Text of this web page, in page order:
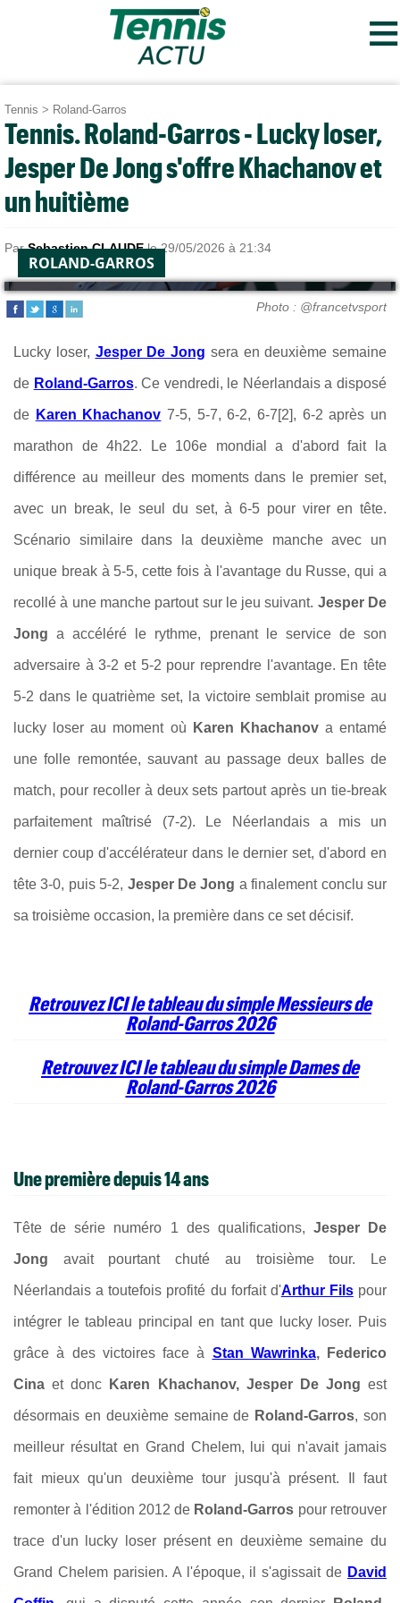
≡
Tennis > Roland-Garros
Tennis. Roland-Garros - Lucky loser,
Jesper De Jong s'offre Khachanov et
un huitième
ParSebastien CLAUDEle 29/05/2026 à 21:34
ROLAND-GARROS
Photo : @francetvsport
Lucky loser, Jesper De Jong sera en deuxième semaine
de Roland-Garros. Ce vendredi, le Néerlandais a disposé
de Karen Khachanov 7-5, 5-7, 6-2, 6-7[2], 6-2 après un
marathon de 4h22. Le 106e mondial a d'abord fait la
différence au meilleur des moments dans le premier set,
avec un break, le seul du set, à 6-5 pour virer en tête.
Scénario similaire dans la deuxième manche avec un
unique break à 5-5, cette fois à l'avantage du Russe, qui a
recollé à une manche partout sur le jeu suivant. Jesper De
Jong a accéléré le rythme, prenant le service de son
adversaire à 3-2 et 5-2 pour reprendre l'avantage. En tête
5-2 dans le quatrième set, la victoire semblait promise au
lucky loser au moment où Karen Khachanov a entamé
une folle remontée, sauvant au passage deux balles de
match, pour recoller à deux sets partout après un tie-break
parfaitement maîtrisé (7-2). Le Néerlandais a mis un
dernier coup d'accélérateur dans le dernier set, d'abord en
tête 3-0, puis 5-2, Jesper De Jong a finalement conclu sur
sa troisième occasion, la première dans ce set décisif.
Retrouvez ICI le tableau du simple Messieurs de
Roland-Garros 2026
Retrouvez ICI le tableau du simple Dames de
Roland-Garros 2026
Une première depuis 14 ans
Tête de série numéro 1 des qualifications, Jesper De
Jong avait pourtant chuté au troisième tour. Le
Néerlandais a toutefois profité du forfait d'Arthur Fils pour
intégrer le tableau principal en tant que lucky loser. Puis
grâce à des victoires face à Stan Wawrinka, Federico
Cinaet donc Karen Khachanov, Jesper De Jong est
désormais en deuxième semaine de Roland-Garros, son
meilleur résultat en Grand Chelem, lui qui n'avait jamais
fait mieux qu'un deuxième tour jusqu'à présent. Il faut
remonter à l'édition 2012 de Roland-Garros pour retrouver
trace d'un lucky loser présent en deuxième semaine du
Grand Chelem parisien. A l'époque, il s'agissait de David